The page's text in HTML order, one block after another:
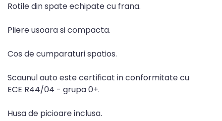
Rotile din spate echipate cu frana.
Pliere usoara si compacta.
Cos de cumparaturi spatios.
Scaunul auto este certificat in conformitate cu
ECE R44/04 - grupa 0+.
Husa de picioare inclusa.